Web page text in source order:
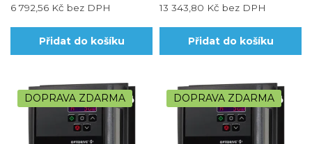
6 792,56 Kč bez DPH
Přidat do košíku
13 343,80 Kč bez DPH
Přidat do košíku
DOPRAVA ZDARMA DOPRAVA ZDARMA